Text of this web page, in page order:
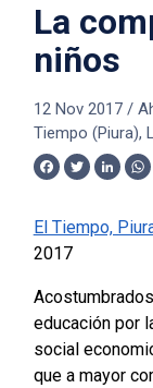
La
niños
12 Nov 2017/
Tiempo (Piura),
Facebook
Twitter
El Tiempo,
2017
educación por
social
que a mayor